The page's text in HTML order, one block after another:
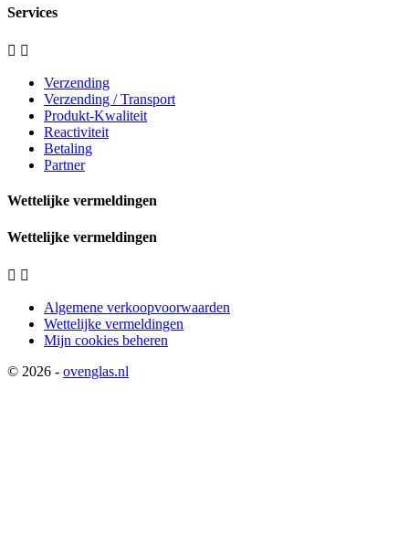
Services
 
Verzending
Verzending / Transport
Produkt-Kwaliteit
Reactiviteit
Betaling
Partner
Wettelijke vermeldingen
Wettelijke vermeldingen
 
Algemene verkoopvoorwaarden
Wettelijke vermeldingen
Mijn cookies beheren
© 2026 - ovenglas.nl